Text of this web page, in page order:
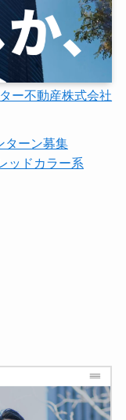
ー不動産株式会社
ターン募集
ッドカラー系